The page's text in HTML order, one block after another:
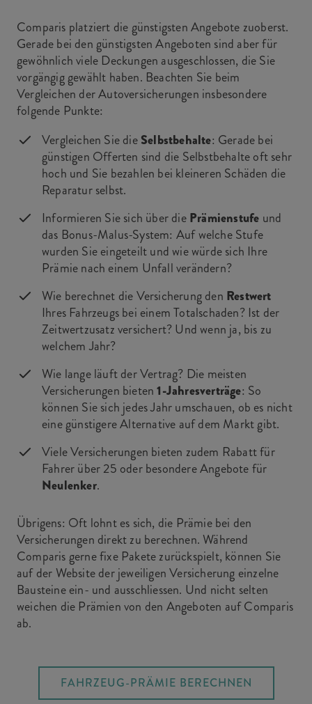
Comparis platziert die günstigsten Angebote zuoberst.
Gerade bei den günstigsten Angeboten sind aber für
gewöhnlich viele Deckungen ausgeschlossen, die Sie
vorgängig gewählt haben. Beachten Sie beim
Vergleichen der Autoversicherungen insbesondere
folgende Punkte:
Vergleichen Sie dieSelbstbehalte: Gerade bei
günstigen Offerten sind die Selbstbehalte oft sehr
hoch und Sie bezahlen bei kleineren Schäden die
Reparatur selbst.
Informieren Sie sich über diePrämienstufe und
das Bonus-Malus-System: Auf welche Stufe
wurden Sie eingeteilt und wie würde sich Ihre
Prämie nach einem Unfall verändern?
Wie berechnet die Versicherung den Restwert
Ihres Fahrzeugs bei einem Totalschaden? Ist der
Zeitwertzusatz versichert? Und wenn ja, bis zu
welchem Jahr?
Wie lange läuft der Vertrag? Die meisten
Versicherungen bieten1-Jahresverträge: So
können Sie sich jedes Jahr umschauen, ob es nicht
eine günstigere Alternative auf dem Markt gibt.
Viele Versicherungen bieten zudem Rabatt für
Fahrer über 25 oder besondere Angebote für
Neulenker.
Übrigens: Oft lohnt es sich, die Prämie bei den
Versicherungen direkt zu berechnen. Während
Comparis gerne fixe Pakete zurückspielt, können Sie
auf der Website der jeweiligen Versicherung einzelne
Bausteine ein- und ausschliessen. Und nicht selten
weichen die Prämien von den Angeboten auf Comparis
ab.
FAHRZEUG-PRÄMIE BERECHNEN